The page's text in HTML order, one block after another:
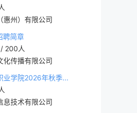
惠州）有限公司
聘简章
200人
化传播有限公司
业学院2026年秋季...
息技术有限公司